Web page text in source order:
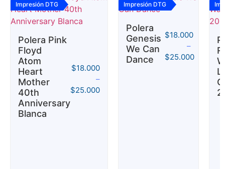
Impresión DTG
Polera Pink
Floyd
Atom
Heart
Mother
40th
Anniversary
Blanca
$18.000
–
$25.000
Impresión DTG
Polera
Genesis
We Can
Dance
$18.000
–
$25.000